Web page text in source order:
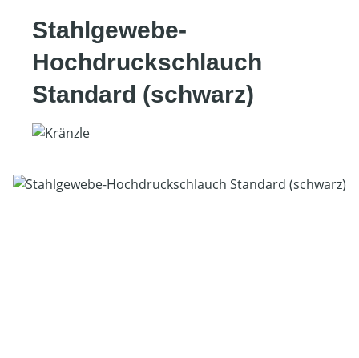
Stahlgewebe-
Hochdruckschlauch
Standard (schwarz)
Bildergalerie überspringen